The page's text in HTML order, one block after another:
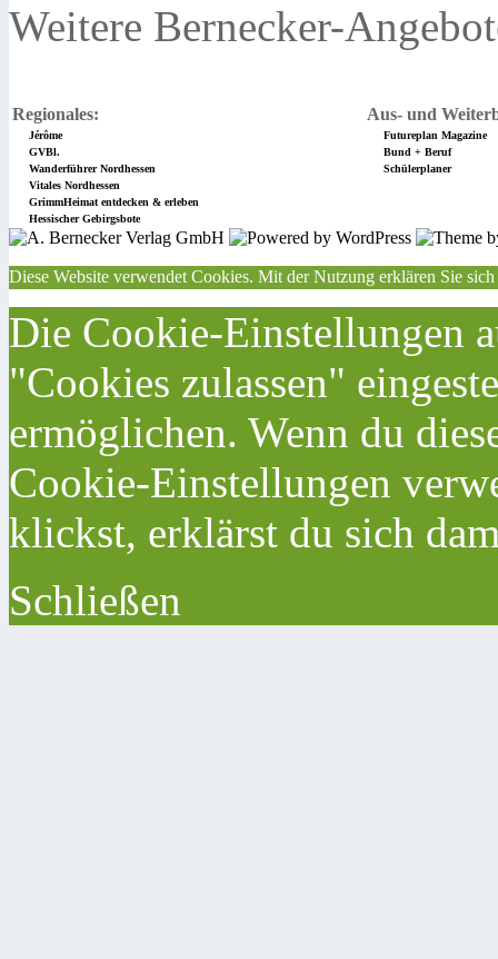
Weitere Bernecker-
Regionales: Aus- und
Jérôme
Futureplan Magazine
GVBl.
Bund + Beruf
Wanderführer Nordhessen
Schülerplaner
Vitales Nordhessen
GrimmHeimat entdecken & erleben
Hessischer Gebirgsbote
Diese Website verwendet Cookies. Mit der Nutzung erklären Sie
Die Cookie-Einstellungen
"Cookies zulassen"
ermöglichen. Wenn du
Cookie-Einstellungen
klickst, erklärst du sich
Schließen